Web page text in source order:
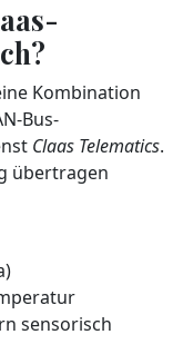
Kombination
Bus-
Claas Telematics.
übertragen
sensorisch